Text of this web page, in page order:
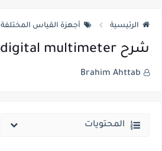
الرئيسية أجهزة القياس المختلفة
شرح digital multimeter
Brahim Ahttab
المحتويات